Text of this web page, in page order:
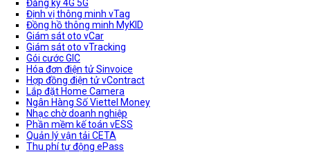
Đăng ký 4G 5G
Định vị thông minh vTag
Đồng hồ thông minh MyKID
Giám sát oto vCar
Giám sát oto vTracking
Gói cước GIC
Hóa đơn điện tử Sinvoice
Hợp đồng điện tử vContract
Lắp đặt Home Camera
Ngân Hàng Số Viettel Money
Nhạc chờ doanh nghiệp
Phần mềm kế toán vESS
Quản lý vận tải CETA
Thu phí tự động ePass